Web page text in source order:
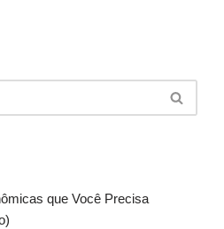
que Você Precisa